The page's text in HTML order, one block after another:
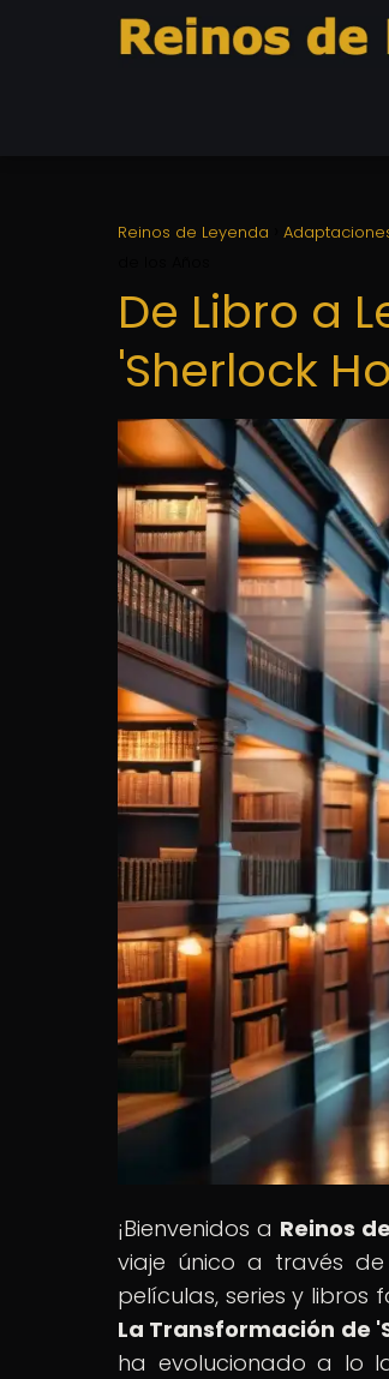
Reinos de Leyenda
De Libro a
'Sherlock
¡Bienvenidos a Reinos
viaje único a través
películas, series y libros
La Transformación de
ha evolucionado a lo